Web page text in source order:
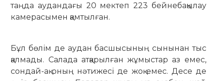
таңда аудандағы 20 мектеп 223 бейнебақылау
камерасымен қамтылған.
Бұл бөлім де аудан басшысының сынынан тыс
қалмады. Салада атқарылған жұмыстар аз емес,
сондай-ақ оның нәтижесі де жоқ емес. Десе де